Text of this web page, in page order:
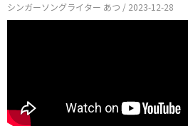
シンガーソングライター あつ / 2023-12-28